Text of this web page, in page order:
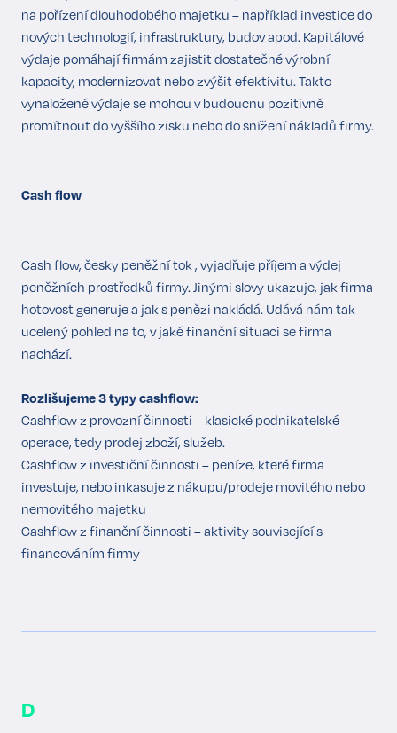
na pořízení dlouhodobého majetku – například investice do
nových technologií, infrastruktury, budov apod. Kapitálové
výdaje pomáhají firmám zajistit dostatečné výrobní
kapacity, modernizovat nebo zvýšit efektivitu. Takto
vynaložené výdaje se mohou v budoucnu pozitivně
promítnout do vyššího zisku nebo do snížení nákladů firmy.
Cash flow
Cash flow, česky peněžní tok , vyjadřuje příjem a výdej
peněžních prostředků firmy. Jinými slovy ukazuje, jak firma
hotovost generuje a jak s penězi nakládá. Udává nám tak
ucelený pohled na to, v jaké finanční situaci se firma
nachází.
Rozlišujeme 3 typy cashflow:
Cashflow z provozní činnosti – klasické podnikatelské
operace, tedy prodej zboží, služeb.
Cashflow z investiční činnosti – peníze, které firma
investuje, nebo inkasuje z nákupu/prodeje movitého nebo
nemovitého majetku
Cashflow z finanční činnosti – aktivity související s
financováním firmy
D